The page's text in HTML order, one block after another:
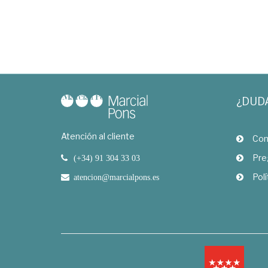
Atención al cliente
(+34) 91 304 33 03
atencion@marcialpons.es